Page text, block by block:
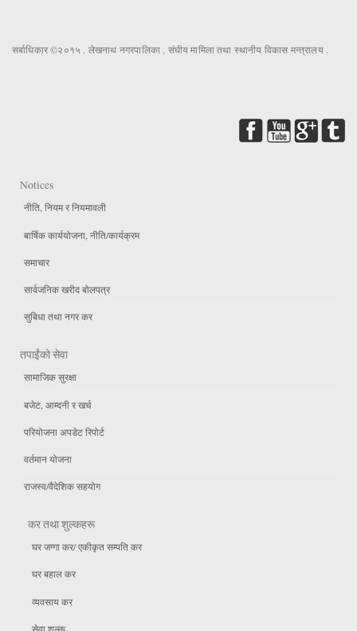
सर्बाधिकार ©२०१५ . लेखनाथ नगरपालिका , संघीय मामिला तथा स्थानीय विकास मन्त्रालय .
Notices
नीति, नियम र नियमावली
बार्षिक कार्ययोजना, नीति/कार्यक्रम
समाचार
सार्वजनिक खरीद बोलपत्र
सुबिधा तथा नगर कर
तपाईंको सेवा
सामाजिक सुरक्षा
बजेट, आम्दनी र खर्च
परियोजना अपडेट रिपोर्ट
वर्तमान योजना
राजस्व/वैदेशिक सहयोग
कर तथा शुल्कहरू
घर जग्गा कर/ एकीकृत सम्पति कर
घर बहाल कर
व्यवसाय कर